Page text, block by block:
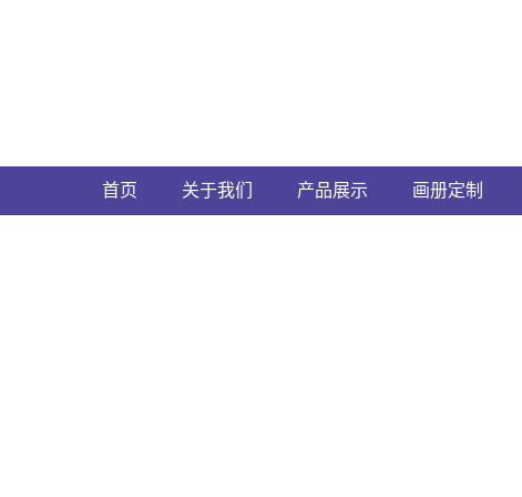
首页 关于我们 产品展示 画册定制